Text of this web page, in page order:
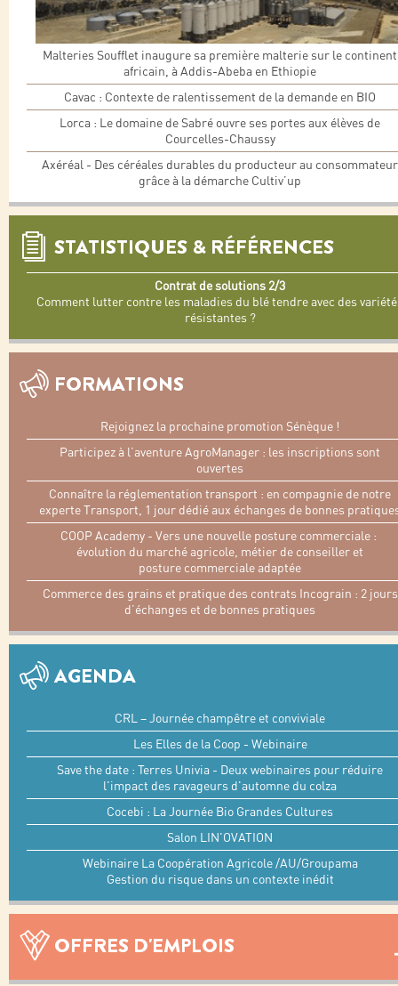
Malteries Soufflet inaugure sa première malterie sur le continent
africain, à Addis-Abeba en Ethiopie
Cavac : Contexte de ralentissement de la demande en BIO
Lorca : Le domaine de Sabré ouvre ses portes aux élèves de
Courcelles-Chaussy
Axéréal - Des céréales durables du producteur au consommateur
grâce à la démarche Cultiv’up
STATISTIQUES & RÉFÉRENCES
Contrat de solutions 2/3
Comment lutter contre les maladies du blé tendre avec des
résistantes ?
FORMATIONS
Rejoignez la prochaine promotion Sénèque !
Participez à l’aventure AgroManager : les inscriptions sont
ouvertes
Connaître la réglementation transport : en compagnie de notre
experte Transport, 1 jour dédié aux échanges de bonnes
COOP Academy - Vers une nouvelle posture commerciale :
évolution du marché agricole, métier de conseiller et
posture commerciale adaptée
Commerce des grains et pratique des contrats Incograin : 2 jours
d’échanges et de bonnes pratiques
AGENDA
CRL – Journée champêtre et conviviale
Les Elles de la Coop - Webinaire
Save the date : Terres Univia - Deux webinaires pour réduire
l'impact des ravageurs d'automne du colza
Cocebi : La Journée Bio Grandes Cultures
Salon LIN'OVATION
Webinaire La Coopération Agricole /AU/Groupama
Gestion du risque dans un contexte inédit
OFFRES D'EMPLOIS